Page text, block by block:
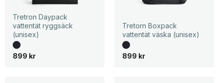
Tretron Daypack
vattentät ryggsäck
(unisex)
899 kr
Tretorn Boxpack
vattentät väska (unisex)
899 kr